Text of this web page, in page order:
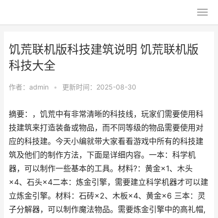
饥荒联机版科技建筑说明 饥荒联机版
科技大全
作者： admin • 更新时间：2025-08-30
摘要：，饥荒中有非常清晰的科技线，玩家们需要使用科
技建筑来打造装备或物品，而不同等级的物品需要使用对
应的科技建。今天小编就带大家看看游戏中所有的科技建
筑及他们的制作方法，下面是详细内容。一本：科学机
器，可以制作一些基本的工具。材料?：黄金×1、木头
×4、石头×4二本：炼金引擎，需要建立科学机器才可以建
立炼金引擎。材料：石砖×2、木板×4、黄金×6 三本：灵
子分解器，可以制作魔法物品。需要炼金引擎中的高礼帽,